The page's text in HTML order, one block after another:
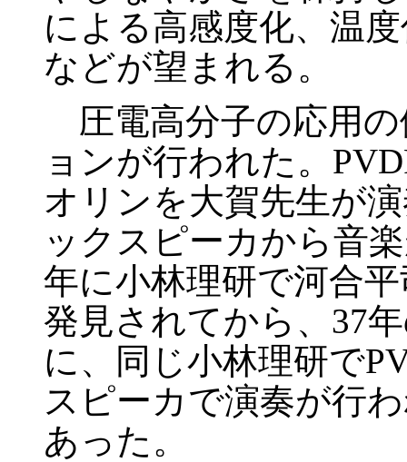
による高感度化、温
などが望まれる。
圧電高分子の応用
ョンが行われた。
オリンを大賀先生が
ックスピーカから音
年に小林理研で河合
発見されてから、37
に、同じ小林理研で
スピーカで演奏が行
あった。